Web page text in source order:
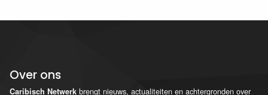
Over ons
Caribisch Netwerk brengt nieuws, actualiteiten en achtergronden over